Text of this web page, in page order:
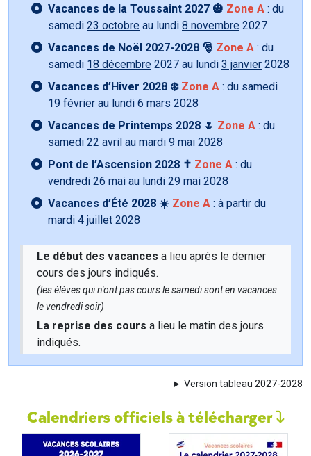
Vacances de la Toussaint 2027 🎃 Zone A : du
samedi 23 octobre au lundi 8 novembre 2027
Vacances de Noël 2027-2028 🎅 Zone A : du
samedi 18 décembre 2027 au lundi 3 janvier 2028
Vacances d’Hiver 2028 ❄️ Zone A : du samedi
19 février au lundi 6 mars 2028
Vacances de Printemps 2028 🌷 Zone A : du
samedi 22 avril au mardi 9 mai 2028
Pont de l’Ascension 2028 ✝️ Zone A : du
vendredi 26 mai au lundi 29 mai 2028
Vacances d’Été 2028 ☀️ Zone A : à partir du
mardi 4 juillet 2028
Le début des vacances a lieu après le dernier
cours des jours indiqués.
(les élèves qui n'ont pas cours le samedi sont en vacances
le vendredi soir)
La reprise des cours a lieu le matin des jours
indiqués.
Version tableau 2027-2028
Calendriers officiels à télécharger